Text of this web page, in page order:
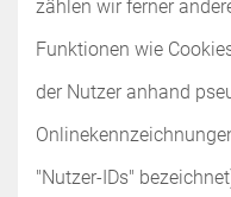
zählen wir ferner
Funktionen wie
der Nutzer anhand
"Nutzer-IDs"